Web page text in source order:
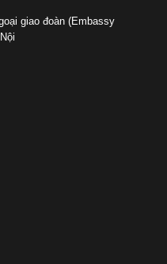
giao đoàn (Embassy